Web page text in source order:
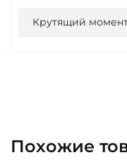
Крутящий
Похожие